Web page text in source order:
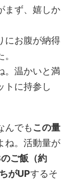
まず、嬉しか
にお腹が納得
。温かいと満
トに持参し
んでも この量
ね。活動量が
ご飯（約
がUPするそ